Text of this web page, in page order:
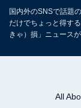
国内外のSNSで話題
だけでちょっと得す
きゃ）損」ニュース
All